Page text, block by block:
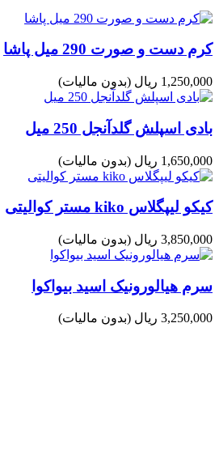
کرم دست و صورت 290 میل پاشا
1,250,000 ریال (بدون مالیات)
بادی اسپلش گلدآنجل 250 میل
1,650,000 ریال (بدون مالیات)
کیکو لیپگلاس kiko مستر کوالیتی
3,850,000 ریال (بدون مالیات)
سرم هیالورونیک اسید بیواکوا
3,250,000 ریال (بدون مالیات)